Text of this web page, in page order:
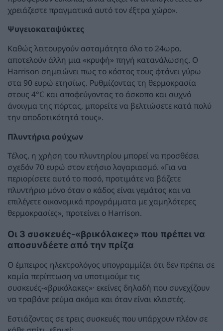
χρειάζεστε πραγματικά αυτό τον έξτρα χώρο».
Ψυγειοκαταψύκτες
Καθώς λειτουργούν ασταμάτητα όλο το 24ωρο,
αποτελούν άλλη μια «κρυφή» πηγή κατανάλωσης. Ο
Harrison σημειώνει πως το κόστος τους φτάνει γύρω
στα 90 ευρώ ετησίως. Ρυθμίζοντας τη θερμοκρασία
στους 4°C και αποφεύγοντας το άσκοπο και συχνό
άνοιγμα της πόρτας, μπορείτε να βελτιώσετε κατά πολύ
την αποδοτικότητά τους».
Πλυντήρια ρούχων
Τέλος, η χρήση του πλυντηρίου μπορεί να προσθέσει
σχεδόν 70 ευρώ στον ετήσιο λογαριασμό. «Για να
περιορίσετε αυτό το ποσό, προτιμάτε να βάζετε
πλυντήριο μόνο όταν ο κάδος είναι γεμάτος και να
επιλέγετε οικονομικά προγράμματα με χαμηλότερες
θερμοκρασίες», προτείνει ο Harrison.
Οι 3 συσκευές-«βρικόλακες» που πρέπει να
αποσυνδέετε από την πρίζα
Ο έμπειρος ηλεκτρολόγος υπογραμμίζει ότι δεν πρέπει σε
καμία περίπτωση να υποτιμούμε τις
συσκευές-«βρικόλακες»· εκείνες δηλαδή που συνεχίζουν
να τραβάνε ρεύμα ακόμα και όταν είναι κλειστές.
Εστιάζοντας σε τρεις συσκευές που υπάρχουν πλέον σε